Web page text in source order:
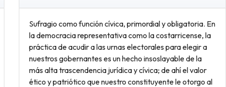
Sufragio como función cívica, primordial y obligatoria. En
la democracia representativa como la costarricense, la
práctica de acudir a las urnas electorales para elegir a
nuestros gobernantes es un hecho insoslayable de la
más alta trascendencia jurídica y cívica; de ahí el valor
ético y patriótico que nuestro constituyente le otorgo al